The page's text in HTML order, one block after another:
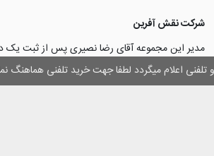
و تلفنی اعلام میگردد لطفا جهت خرید تلفنی
شرکت نقش آفرین
مدیر این مجموعه آقای رضا نصیری پس از ثبت یک
۳۰۰۰ نفر و دریافت تندیس کار آفرینان برتر، برآن